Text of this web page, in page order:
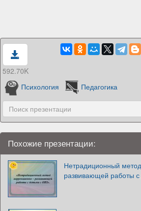
592.70K
Психология
Педагогика
Похожие презентации:
Нетрадиционный
развивающей работы